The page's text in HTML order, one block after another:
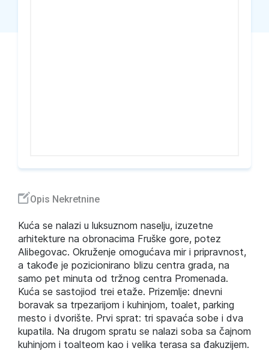
Opis Nekretnine
Kuća se nalazi u luksuznom naselju, izuzetne
arhitekture na obronacima Fruške gore, potez
Alibegovac. Okruženje omogućava mir i pripravnost,
a takođe je pozicionirano blizu centra grada, na
samo pet minuta od tržnog centra Promenada.
Kuća se sastojiod trei etaže. Prizemlje: dnevni
boravak sa trpezarijom i kuhinjom, toalet, parking
mesto i dvorište. Prvi sprat: tri spavaća sobe i dva
kupatila. Na drugom spratu se nalazi soba sa čajnom
kuhinjom i toalteom kao i velika terasa sa đakuzijem.